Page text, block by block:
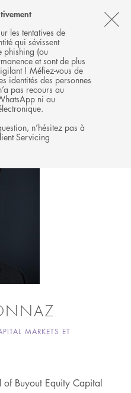
les tentatives de
qui sévissent
phishing (ou
et sont de plus
! Méfiez-vous de
identités des personnes
pas recours au
ni au
n’hésitez pas à
Servicing
MENU
MARKETS ET
of Buyout Equity Capital